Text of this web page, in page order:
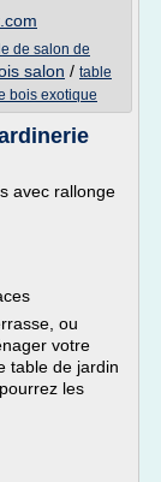
de salon de
salon / table
bois exotique
avec rallonge
ou
votre
table de jardin
les